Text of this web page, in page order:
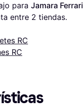
para Jamara
entre 2 tiendas.
RC
RC